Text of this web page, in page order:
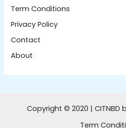
Term Conditions
Privacy Policy
Contact
About
Copyright © 2020 | CITNBD
Term